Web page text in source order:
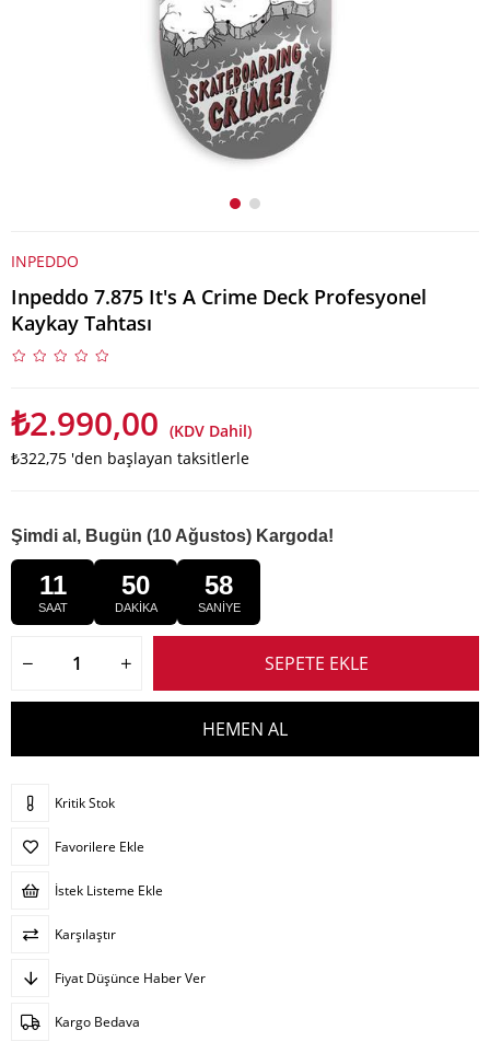
INPEDDO
Inpeddo 7.875 It's A Crime Deck Profesyonel
Kaykay Tahtası
₺2.990,00 (KDV Dahil)
₺322,75 'den başlayan taksitlerle
Şimdi al, Bugün (10 Ağustos) Kargoda!
11
SAAT
50
DAKİKA
58
SANİYE
Kritik Stok
Favorilere Ekle
İstek Listeme Ekle
Karşılaştır
Fiyat Düşünce Haber Ver
Kargo Bedava